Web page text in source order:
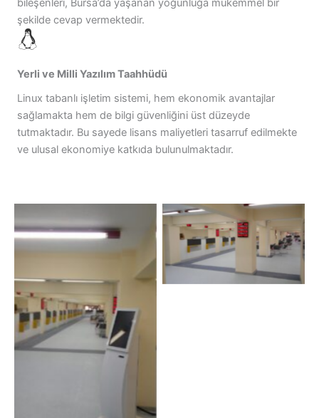
bileşenleri, Bursa’da yaşanan yoğunluğa mükemmel bir
şekilde cevap vermektedir.
Yerli ve Milli Yazılım Taahhüdü
Linux tabanlı işletim sistemi, hem ekonomik avantajlar
sağlamakta hem de bilgi güvenliğini üst düzeyde
tutmaktadır. Bu sayede lisans maliyetleri tasarruf edilmekte
ve ulusal ekonomiye katkıda bulunulmaktadır.
Bursa Vergi Dairesi
Sıramatik Sistemi